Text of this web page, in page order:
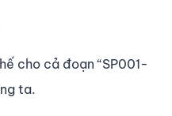
cho cả đoạn “SP001-
ta.